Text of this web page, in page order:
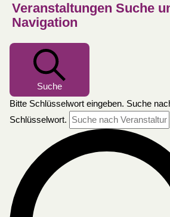
Veranstaltungen Suche
Navigation
Suche
Bitte Schlüsselwort eingeben. Suche
Schlüsselwort.